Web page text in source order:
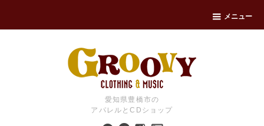
メニュー
愛知県豊橋市の
アパレルとCDショップ